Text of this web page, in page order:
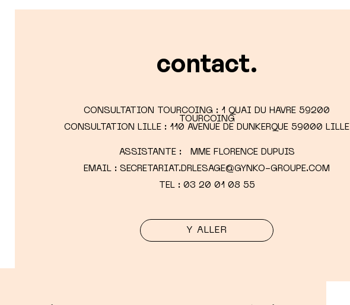
contact.
CONSULTATION TOURCOING : 1 QUAI DU HAVRE 59200
TOURCOING
CONSULTATION LILLE : 110 AVENUE DE DUNKERQUE 59000 LILLE
ASSISTANTE : MME FLORENCE DUPUIS
EMAIL : SECRETARIAT.DRLESAGE@GYNKO-GROUPE.COM
TEL : 03 20 01 08 55
Y ALLER